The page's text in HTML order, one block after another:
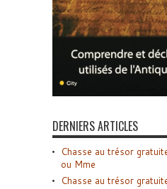
DERNIERS ARTICLES
Chasse au trésor
ou Mme
Chasse au trésor